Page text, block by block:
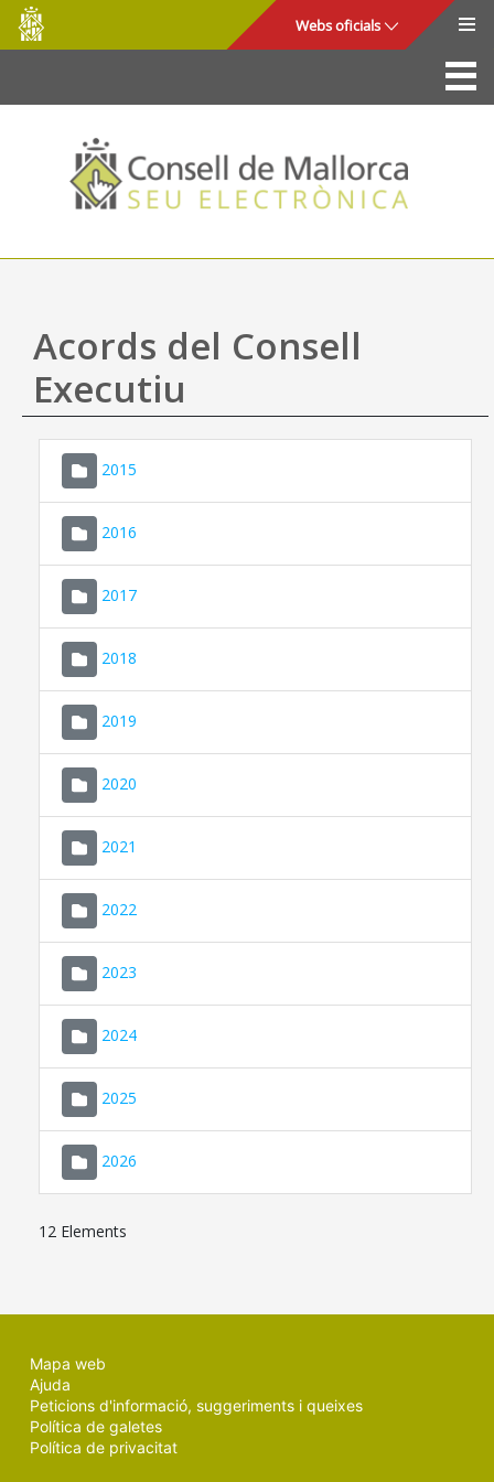
Salta al contingut principal
Consell
de
Mallorca
Webs oficials
La Seu
Consell de Mallorca
Accés i seguretat
Utilitats
Ajuda
Acords del Consell
Executiu
2015
2016
2017
2018
2019
2020
2021
2022
2023
2024
2025
2026
12 Elements
Mapa web
Ajuda
Peticions d'informació, suggeriments i queixes
Política de galetes
Política de privacitat